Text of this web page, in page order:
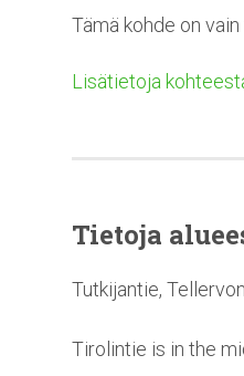
Tämä kohde on
Lisätietoja
Tietoja
Tutkijantie,
Tirolintie is in the